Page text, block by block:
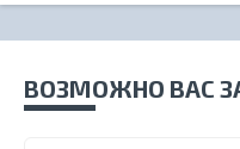
ВОЗМОЖНО ВАС